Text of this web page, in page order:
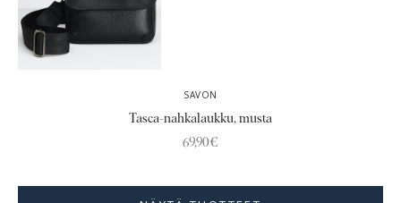
SAVON
Tasca-nahkalaukku, musta
Alennushinta
69,90€